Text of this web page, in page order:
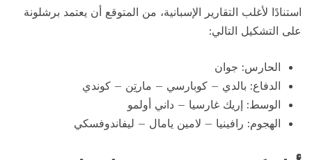
استنادًا لأغلب التقارير الإسبانية، من المتوقع أن يعتمد برشلونة
على التشكيل التالي:
الحارس: جوان
الدفاع: بالدي – كوبارسي – مارتِن – كوندي
الوسط: إريك غارسيا – داني أولمو
الهجوم: رافينيا – لامين يامال – ليفاندوفسكي